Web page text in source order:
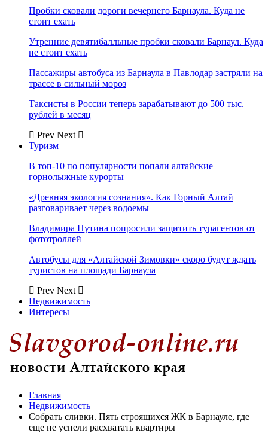
Пробки сковали дороги вечернего Барнаула. Куда не
стоит ехать
Утренние девятибалльные пробки сковали Барнаул. Куда
не стоит ехать
Пассажиры автобуса из Барнаула в Павлодар застряли на
трассе в сильный мороз
Таксисты в России теперь зарабатывают до 500 тыс.
рублей в месяц
Prev Next
Туризм
В топ-10 по популярности попали алтайские
горнолыжные курорты
«Древняя экология сознания». Как Горный Алтай
разговаривает через водоемы
Владимира Путина попросили защитить турагентов от
фототроллей
Автобусы для «Алтайской Зимовки» скоро будут ждать
туристов на площади Барнаула
Prev Next
Недвижимость
Интересы
Главная
Недвижимость
Собрать сливки. Пять строящихся ЖК в Барнауле, где
еще не успели расхватать квартиры